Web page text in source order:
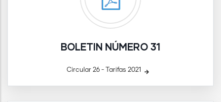
BOLETIN NÚMERO 31
Circular 26 - Tarifas 2021